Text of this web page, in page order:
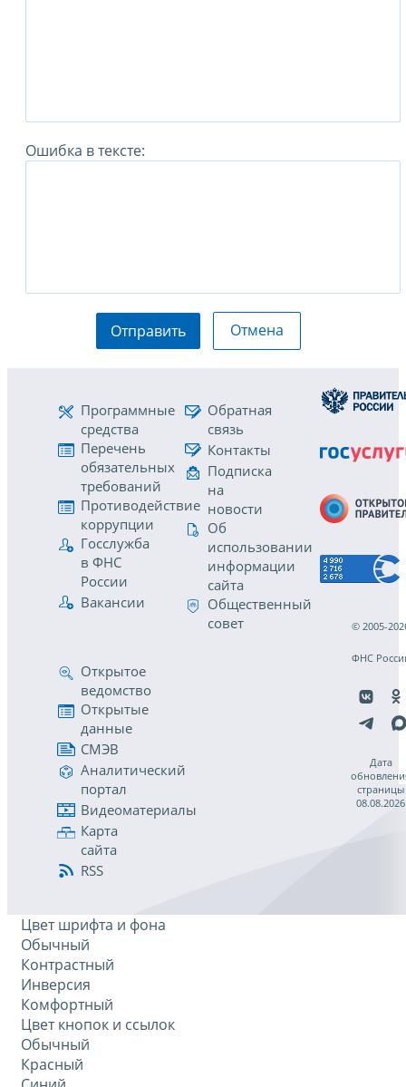
Ошибка в тексте:
Отправить Отмена
Программные
средства
Перечень
обязательных
требований
Противодействие
коррупции
Госслужба
в ФНС
России
Вакансии
Обратная
связь
Контакты
Подписка
на
новости
Об
использовании
информации
сайта
Общественный
совет
Открытое
ведомство
Открытые
данные
СМЭВ
Аналитический
портал
Видеоматериалы
Карта
сайта
RSS
© 2005-
ФНС
Дата
страницы
08.08.2026
Цвет шрифта и фона
Обычный
Контрастный
Инверсия
Комфортный
Цвет кнопок и ссылок
Обычный
Красный